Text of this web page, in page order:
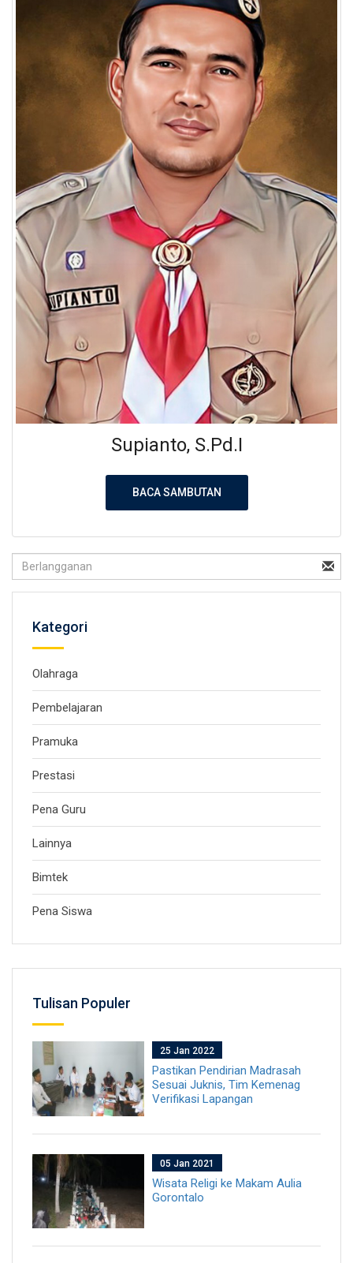
Supianto, S.Pd.I
BACA SAMBUTAN
Kategori
Olahraga
Pembelajaran
Pramuka
Prestasi
Pena Guru
Lainnya
Bimtek
Pena Siswa
Tulisan Populer
25 Jan 2022
Pastikan Pendirian Madrasah
Sesuai Juknis, Tim Kemenag
Verifikasi Lapangan
05 Jan 2021
Wisata Religi ke Makam Aulia
Gorontalo